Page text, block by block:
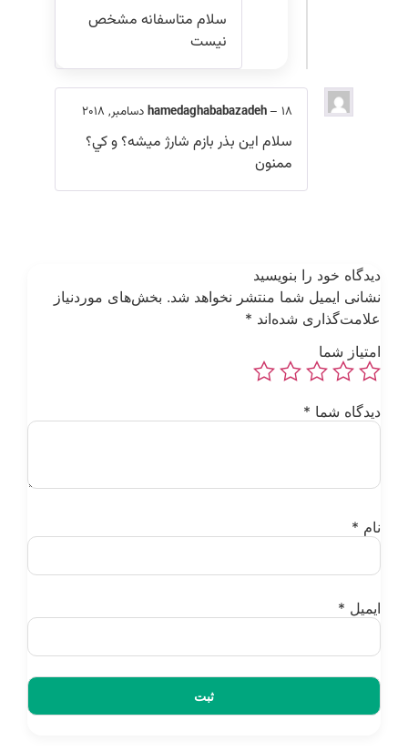
سلام متاسفانه مشخص
نیست
hamedaghababazadeh
سلام این بذر بازم شارژ میشه؟ و کي؟
ممنون
خود را بنویسید
ایمیل شما منتشر نخواهد شد. بخش‌های موردنیاز
شده‌اند*
شما
شما *
*